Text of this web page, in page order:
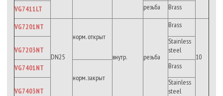
VG7411LT резьба Brass
VG7201NT
DN25
норм. открыт
внутр. резьба
Brass
10
VG7203NT
Stainless
steel
VG7401NT
норм. закрыт
Brass
VG7403NT
Stainless
steel